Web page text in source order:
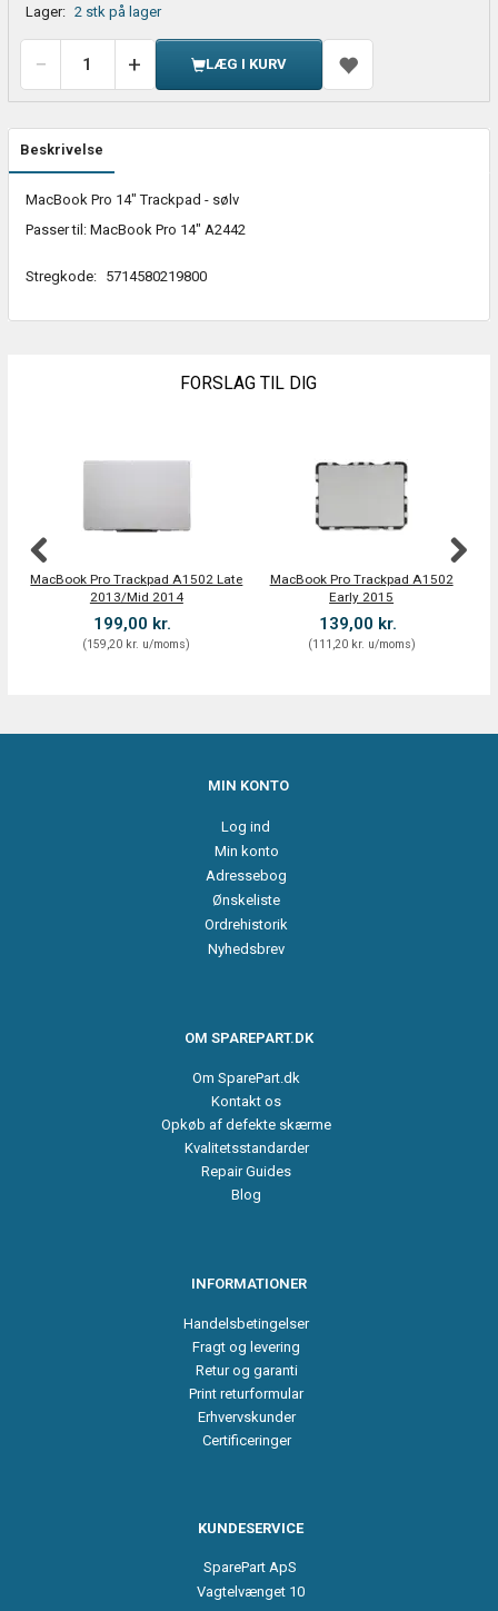
Lager: 2 stk på lager
LÆG I KURV
Beskrivelse
MacBook Pro 14" Trackpad - sølv
Passer til: MacBook Pro 14" A2442
Stregkode: 5714580219800
FORSLAG TIL DIG
MacBook Pro Trackpad A1502 Late
2013/Mid 2014
199,00 kr.
(159,20 kr. u/moms)
MacBook Pro Trackpad A1502
Early 2015
139,00 kr.
(111,20 kr. u/moms)
MIN KONTO
Log ind
Min konto
Adressebog
Ønskeliste
Ordrehistorik
Nyhedsbrev
OM SPAREPART.DK
Om SparePart.dk
Kontakt os
Opkøb af defekte skærme
Kvalitetsstandarder
Repair Guides
Blog
INFORMATIONER
Handelsbetingelser
Fragt og levering
Retur og garanti
Print returformular
Erhvervskunder
Certificeringer
KUNDESERVICE
SparePart ApS
Vagtelvænget 10